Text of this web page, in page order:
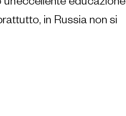
educazione
in Russia non si